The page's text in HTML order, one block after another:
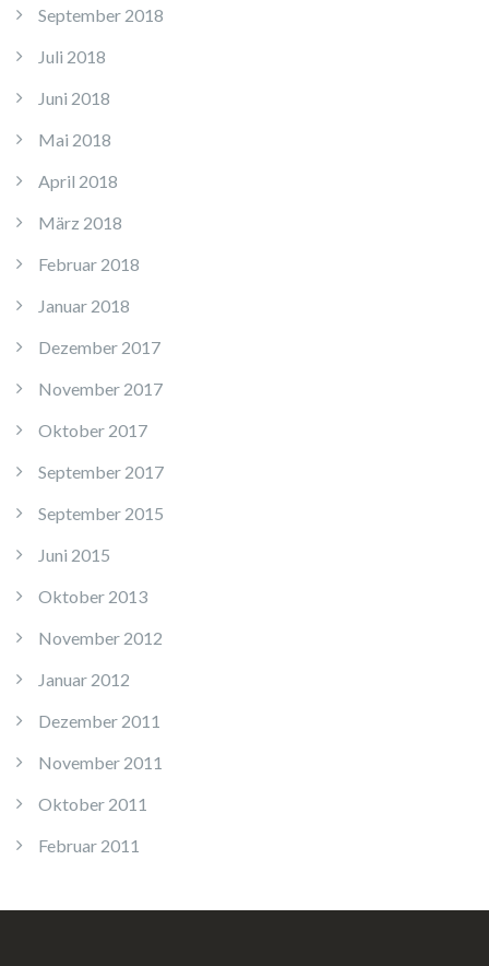
September 2018
Juli 2018
Juni 2018
Mai 2018
April 2018
März 2018
Februar 2018
Januar 2018
Dezember 2017
November 2017
Oktober 2017
September 2017
September 2015
Juni 2015
Oktober 2013
November 2012
Januar 2012
Dezember 2011
November 2011
Oktober 2011
Februar 2011